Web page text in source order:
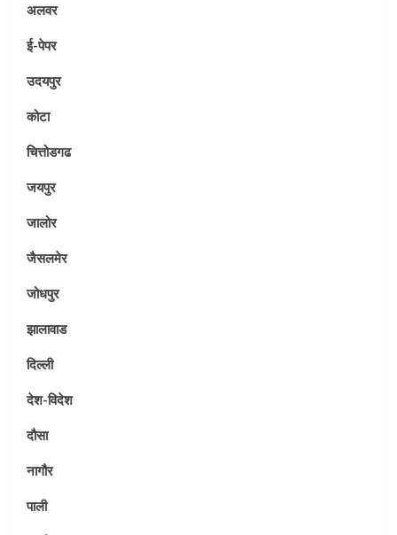
अलवर
ई-पेपर
उदयपुर
कोटा
चित्तोडगढ
जयपुर
जालोर
जैसलमेर
जोधपुर
झालावाड
दिल्ली
देश-विदेश
दौसा
नागौर
पाली